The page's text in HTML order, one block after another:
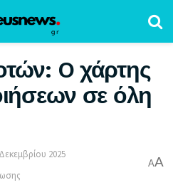
O χάρτης
σε όλη
2025
AA